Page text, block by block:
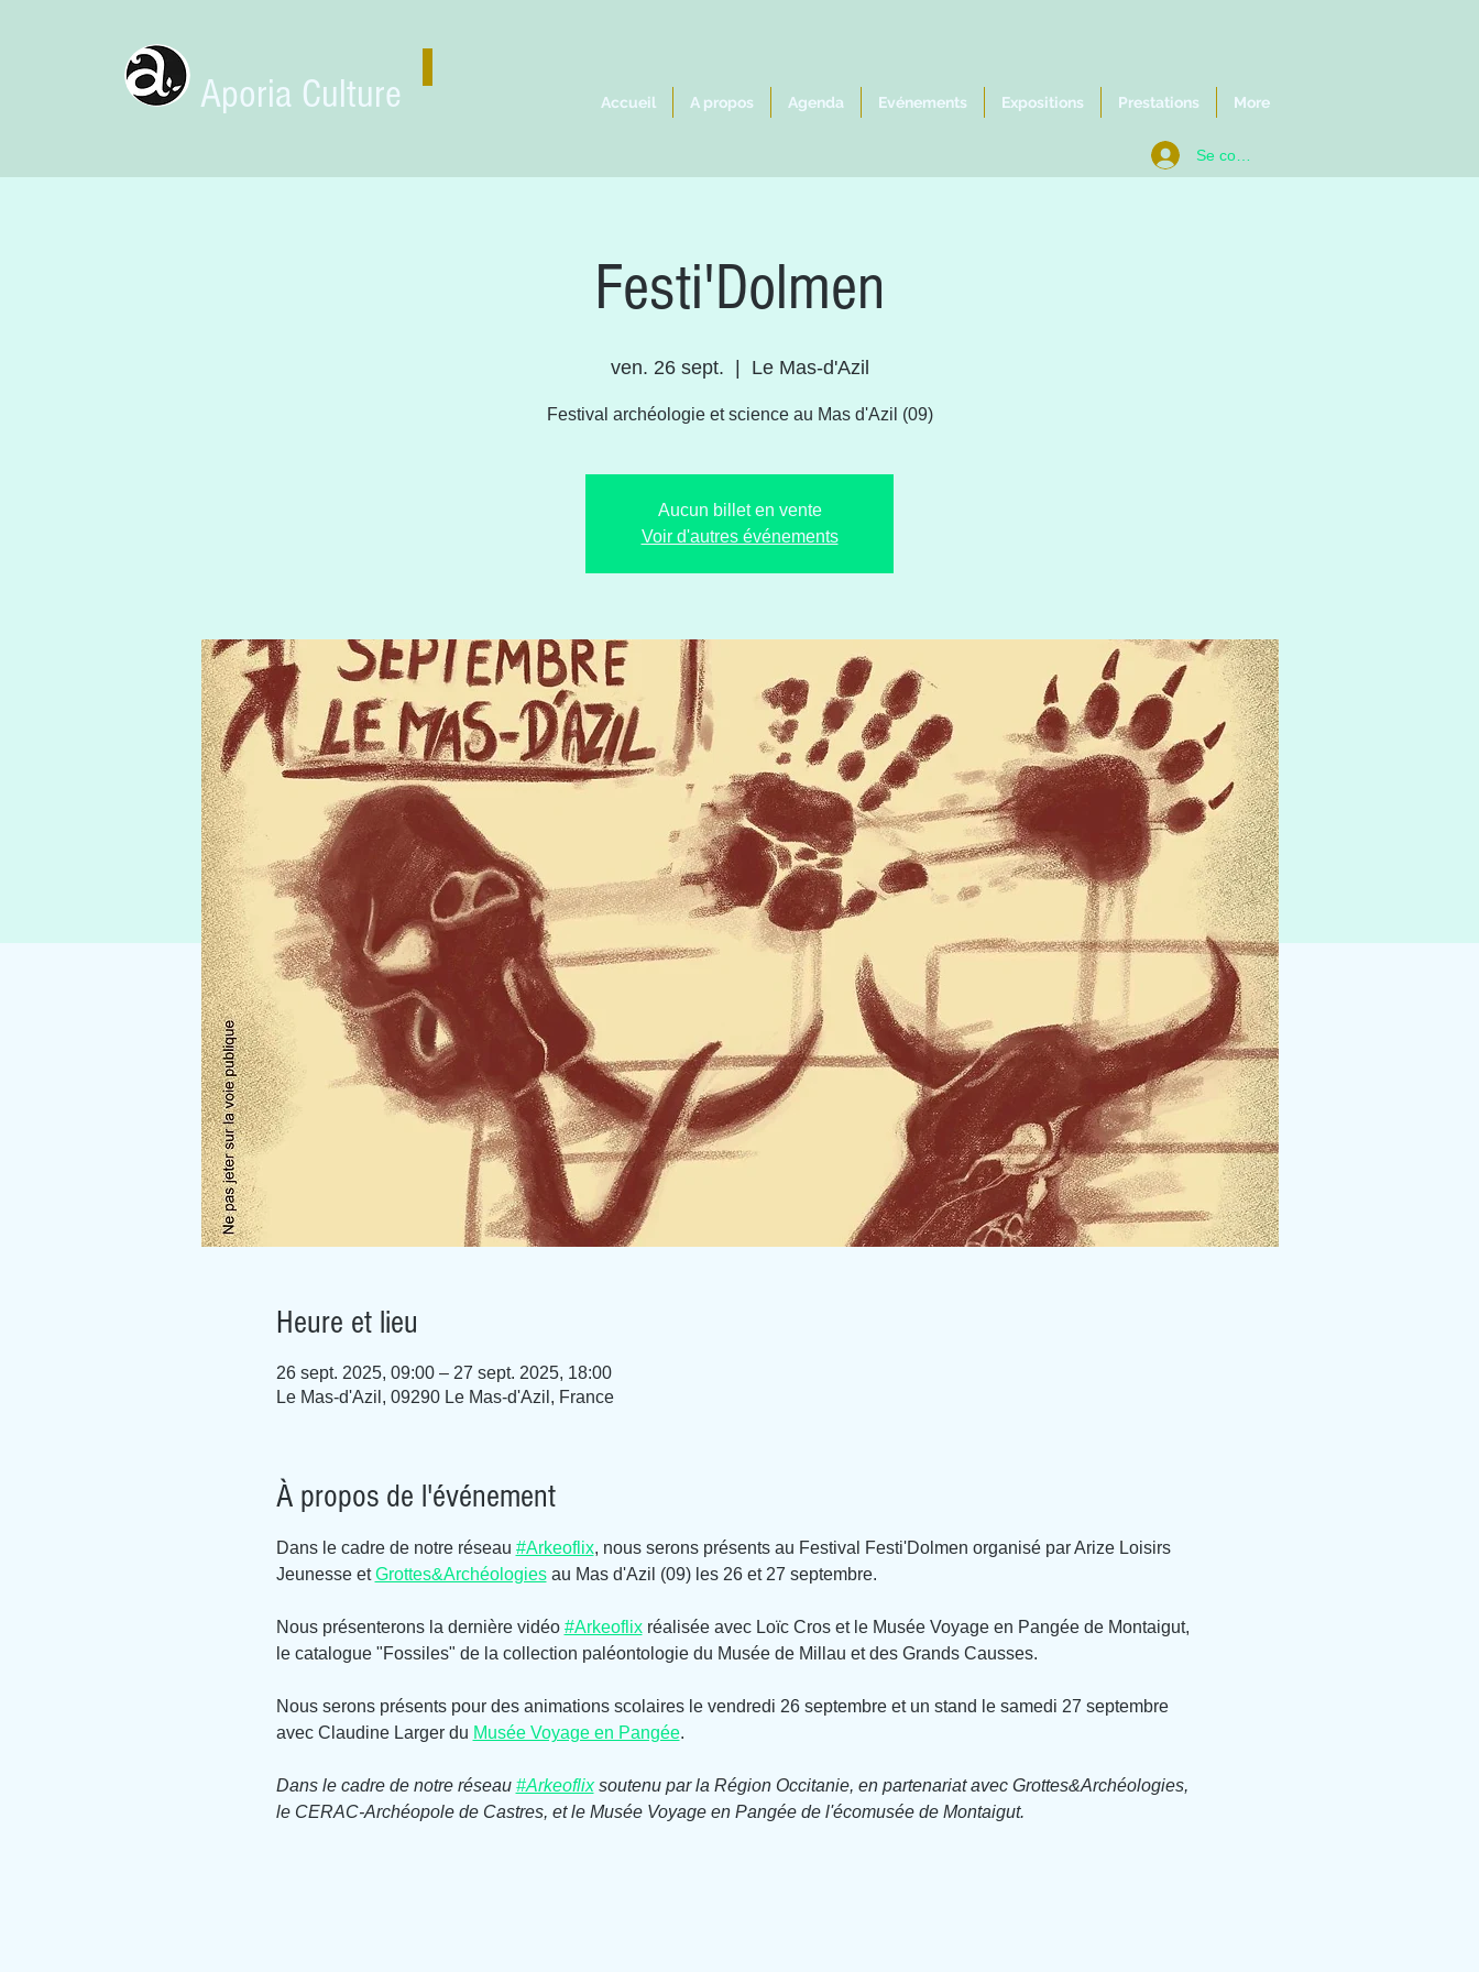
Aporia Culture Accueil A propos Agenda Evénements Expositions Prestations More
Se connecter
Festi'Dolmen
ven. 26 sept. Le Mas-d'Azil
Festival archéologie et science au Mas d'Azil (09)
Aucun billet en vente
Voir d'autres événements
Heure et lieu
26 sept. 2025, 09:00 – 27 sept. 2025, 18:00
Le Mas-d'Azil, 09290 Le Mas-d'Azil, France
À propos de l'événement
Dans le cadre de notre réseau #Arkeoflix, nous serons présents au Festival Festi'Dolmen organisé par Arize Loisirs
Jeunesse et Grottes&Archéologies au Mas d'Azil (09) les 26 et 27 septembre.
Nous présenterons la dernière vidéo #Arkeoflix réalisée avec Loïc Cros et le Musée Voyage en Pangée de Montaigut,
le catalogue "Fossiles" de la collection paléontologie du Musée de Millau et des Grands Causses.
Nous serons présents pour des animations scolaires le vendredi 26 septembre et un stand le samedi 27 septembre
avec Claudine Larger du Musée Voyage en Pangée.
Dans le cadre de notre réseau #Arkeoflix soutenu par la Région Occitanie, en partenariat avec Grottes&Archéologies,
le CERAC-Archéopole de Castres, et le Musée Voyage en Pangée de l'écomusée de Montaigut.